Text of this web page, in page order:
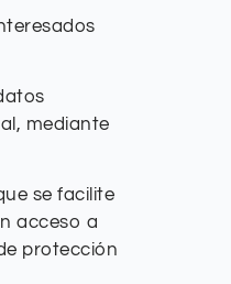
mediante
se facilite
acceso a
protección